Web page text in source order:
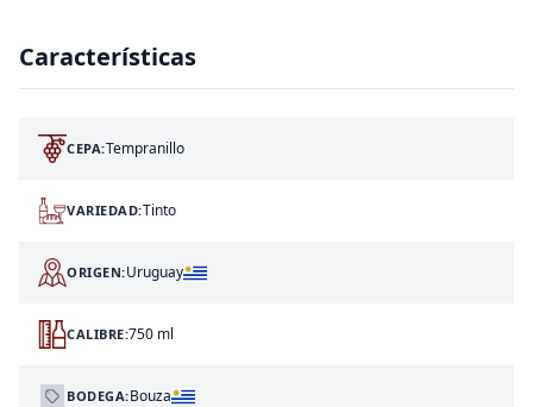
Características
CEPA:Tempranillo
VARIEDAD:Tinto
ORIGEN:Uruguay
CALIBRE:750 ml
BODEGA:Bouza